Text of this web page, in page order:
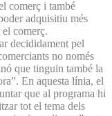
comerç i també
adquisitiu més
comerç.
decididament pel
no només
que tinguin també la
En aquesta línia, el
que al programa hi
tot el tema dels